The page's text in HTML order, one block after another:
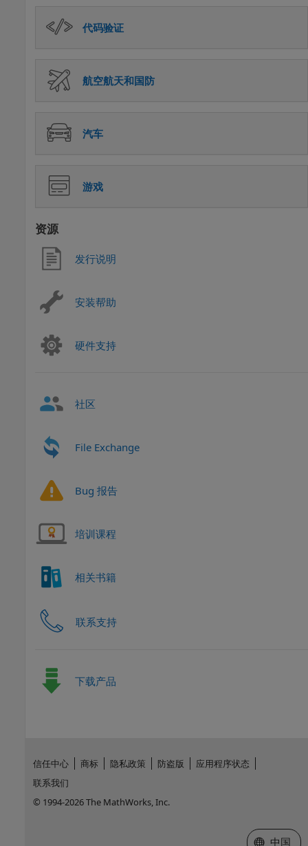
代码验证
航空航天和国防
汽车
游戏
资源
发行说明
安装帮助
硬件支持
社区
File Exchange
Bug 报告
培训课程
相关书籍
联系支持
下载产品
信任中心 商标 隐私政策 防盗版
应用程序状态
联系我们
© 1994-2026 The MathWorks, Inc.
选择网站
中国